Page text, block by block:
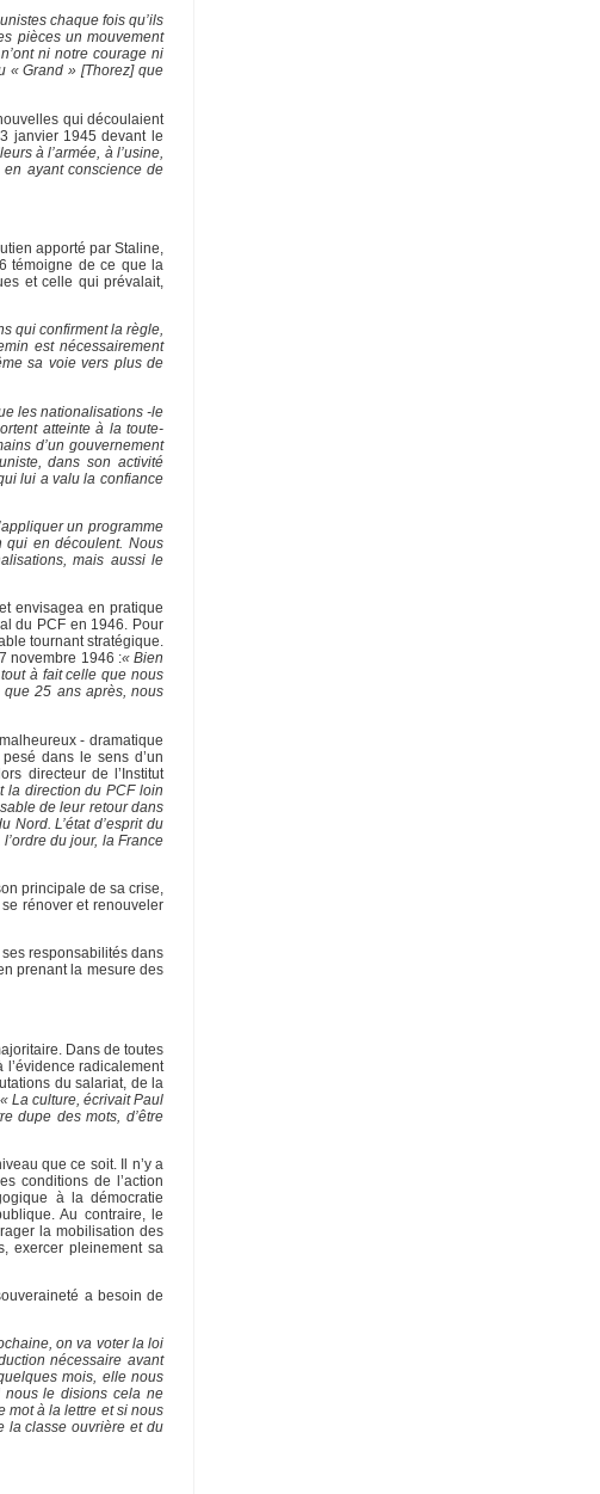
chaque fois qu’ils
pièces un mouvement
ni notre courage ni
« Grand » [Thorez] que
qui découlaient
janvier 1945 devant le
à l’armée, à l’usine,
en ayant conscience de
apporté par Staline,
témoigne de ce que la
et celle qui prévalait,
qui confirment la règle,
est nécessairement
sa voie vers plus de
les nationalisations -le
atteinte à la toute-
d’un gouvernement
dans son activité
lui a valu la confiance
un programme
qui en découlent. Nous
mais aussi le
envisagea en pratique
du PCF en 1946. Pour
tournant stratégique.
novembre 1946 :« Bien
à fait celle que nous
que 25 ans après, nous
- dramatique
dans le sens d’un
directeur de l’Institut
la direction du PCF loin
de leur retour dans
L’état d’esprit du
du jour, la France
principale de sa crise,
rénover et renouveler
responsabilités dans
prenant la mesure des
Dans de toutes
radicalement
du salariat, de la
« La culture, écrivait Paul
dupe des mots, d’être
que ce soit. Il n’y a
conditions de l’action
à la démocratie
Au contraire, le
la mobilisation des
exercer pleinement sa
a besoin de
on va voter la loi
nécessaire avant
mois, elle nous
nous le disions cela ne
mot à la lettre et si nous
la classe ouvrière et du